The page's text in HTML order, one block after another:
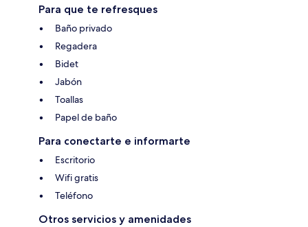
Para que te refresques
Baño privado
Regadera
Bidet
Jabón
Toallas
Papel de baño
Para conectarte e informarte
Escritorio
Wifi gratis
Teléfono
Otros servicios y amenidades